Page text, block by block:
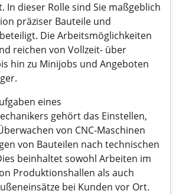
In dieser Rolle sind Sie maßgeblich
präziser Bauteile und
Die Arbeitsmöglichkeiten
reichen von Vollzeit- über
hin zu Minijobs und Angeboten
eines
gehört das Einstellen,
von CNC-Maschinen
von Bauteilen nach technischen
beinhaltet sowohl Arbeiten im
Produktionshallen als auch
bei Kunden vor Ort.